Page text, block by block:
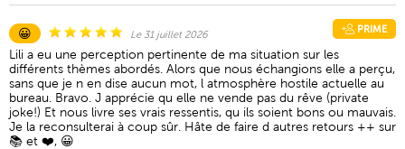
😀 Le 31 juillet 2026 PRIME
Lili a eu une perception pertinente de ma situation sur les
différents thèmes abordés. Alors que nous échangions elle a perçu,
sans que je n en dise aucun mot, l atmosphère hostile actuelle au
bureau. Bravo. J apprécie qu elle ne vende pas du rêve (private
joke!) Et nous livre ses vrais ressentis, qu ils soient bons ou mauvais.
Je la reconsulterai à coup sûr. Hâte de faire d autres retours ++ sur
📚 et ❤️, 😀